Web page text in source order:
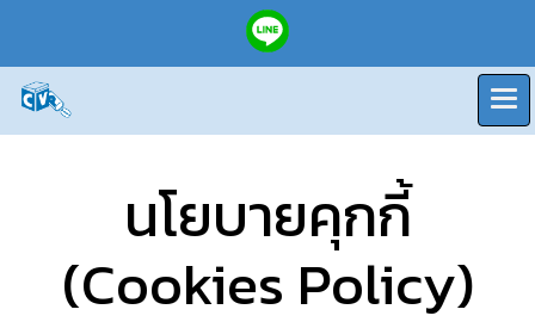
นโยบายคุกกี้
(Cookies Policy)